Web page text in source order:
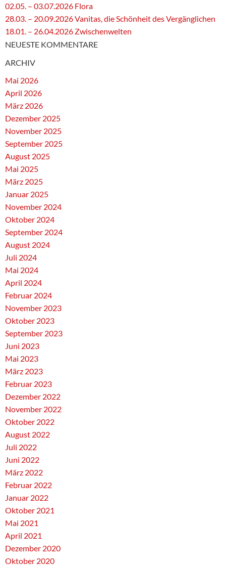
02.05. – 03.07.2026 Flora
28.03. – 20.09.2026 Vanitas, die Schönheit des Vergänglichen
18.01. – 26.04.2026 Zwischenwelten
NEUESTE KOMMENTARE
ARCHIV
Mai 2026
April 2026
März 2026
Dezember 2025
November 2025
September 2025
August 2025
Mai 2025
März 2025
Januar 2025
November 2024
Oktober 2024
September 2024
August 2024
Juli 2024
Mai 2024
April 2024
Februar 2024
November 2023
Oktober 2023
September 2023
Juni 2023
Mai 2023
März 2023
Februar 2023
Dezember 2022
November 2022
Oktober 2022
August 2022
Juli 2022
Juni 2022
März 2022
Februar 2022
Januar 2022
Oktober 2021
Mai 2021
April 2021
Dezember 2020
Oktober 2020